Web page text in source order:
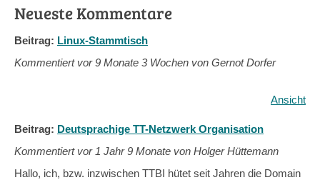
Neueste Kommentare
Beitrag: Linux-Stammtisch
Kommentiert vor9 Monate 3 Wochen von Gernot Dorfer
Ansicht
Beitrag: Deutsprachige TT-Netzwerk Organisation
Kommentiert vor 1 Jahr 9 Monate von Holger Hüttemann
Hallo, ich, bzw. inzwischen TTBI hütet seit Jahren die Domain